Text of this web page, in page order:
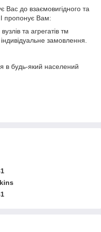
Вас до взаємовигідного та
І пропонує Вам:
та агрегатів тм
замовлення.
в будь-який населений